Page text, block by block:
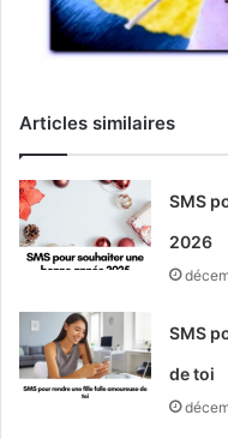
Articles similaires
SMS
2026
SMS
de toi